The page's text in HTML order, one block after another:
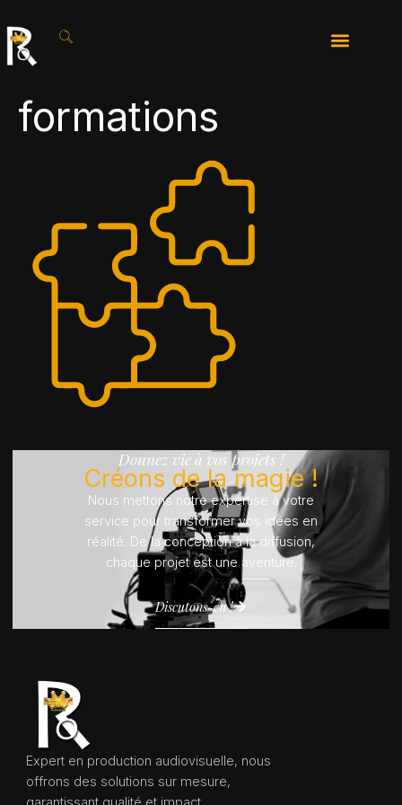
formations
Donnez vie à vos projets !
Créons de la magie !
Nous mettons notre expertise à votre
service pour transformer vos idées en
réalité. De la conception à la diffusion,
chaque projet est une aventure.
Discutons-en !
Expert en production audiovisuelle, nous
offrons des solutions sur mesure,